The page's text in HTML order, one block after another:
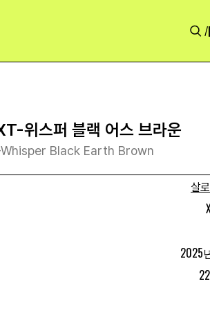
/
위스퍼 블랙 어스 브라운
Black Earth Brown
살
2025